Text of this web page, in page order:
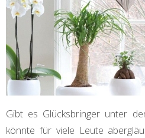
Gibt es Glücksbringer unter
könnte für viele Leute